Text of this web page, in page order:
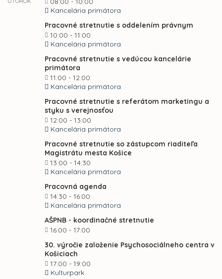
Kancelária primátora
Pracovné stretnutie s oddelením právnym
10:00 - 11:00
Kancelária primátora
Pracovné stretnutie s vedúcou kancelárie
primátora
11:00 - 12:00
Kancelária primátora
Pracovné stretnutie s referátom marketingu a
styku s verejnosťou
12:00 - 13:00
Kancelária primátora
Pracovné stretnutie so zástupcom riaditeľa
Magistrátu mesta Košice
13:00 - 14:30
Kancelária primátora
Pracovná agenda
14:30 - 16:00
Kancelária primátora
AŠPNB - koordinačné stretnutie
16:00 - 17:00
30. výročie založenie Psychosociálneho centra v
Košiciach
17:00 - 19:00
Kulturpark